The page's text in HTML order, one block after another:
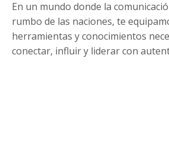
En un mundo donde la
rumbo de las naciones, te
herramientas y conocimientos
conectar, influir y liderar con